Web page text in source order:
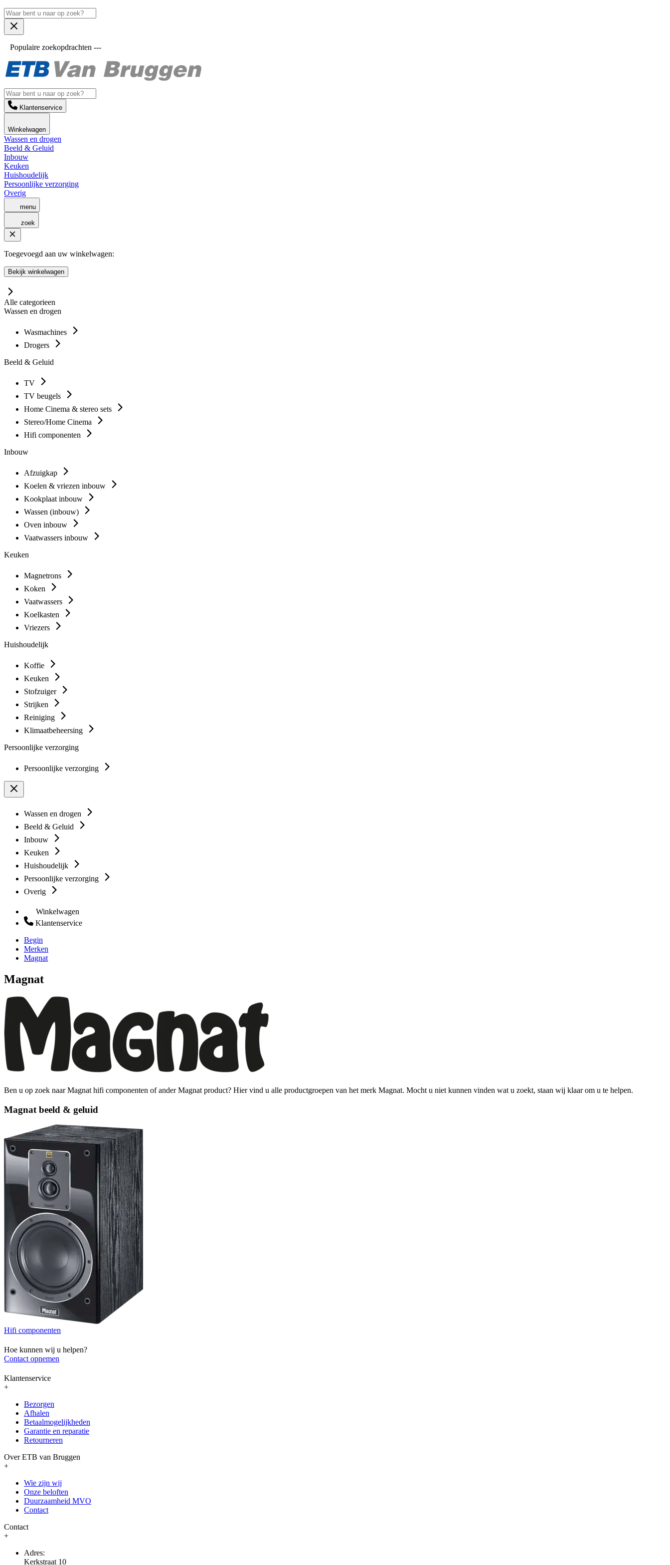
Populaire zoekopdrachten ---
Klantenservice
Winkelwagen
Wassen en drogen
Beeld & Geluid
Inbouw
Keuken
Huishoudelijk
Persoonlijke verzorging
Overig
menu
zoek
Toegevoegd aan uw winkelwagen:
Bekijk winkelwagen
Alle categorieen
Wassen en drogen
Wasmachines
Drogers
Beeld & Geluid
TV
TV beugels
Home Cinema & stereo sets
Stereo/Home Cinema
Hifi componenten
Inbouw
Afzuigkap
Koelen & vriezen inbouw
Kookplaat inbouw
Wassen (inbouw)
Oven inbouw
Vaatwassers inbouw
Keuken
Magnetrons
Koken
Vaatwassers
Koelkasten
Vriezers
Huishoudelijk
Koffie
Keuken
Stofzuiger
Strijken
Reiniging
Klimaatbeheersing
Persoonlijke verzorging
Persoonlijke verzorging
Wassen en drogen
Beeld & Geluid
Inbouw
Keuken
Huishoudelijk
Persoonlijke verzorging
Overig
Winkelwagen
Klantenservice
Begin
Merken
Magnat
Magnat
Ben u op zoek naar Magnat hifi componenten of ander Magnat product? Hier vind u alle productgroepen van het merk Magnat. Mocht u niet kunnen vinden wat u zoekt, staan wij klaar om u te helpen.
Magnat beeld & geluid
Hifi componenten
Hoe kunnen wij u helpen?
Contact opnemen
Klantenservice
+
Bezorgen
Afhalen
Betaalmogelijkheden
Garantie en reparatie
Retourneren
Over ETB van Bruggen
+
Wie zijn wij
Onze beloften
Duurzaamheid MVO
Contact
Contact
+
Adres:
Kerkstraat 10